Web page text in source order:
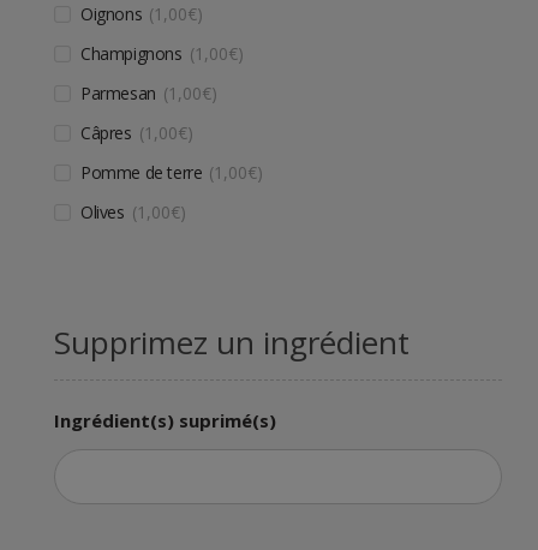
Oignons
1,00€
Champignons 1,00€
Parmesan 1,00€
Câpres 1,00€
Pomme de terre
1,00€
Olives 1,00€
Supprimez un ingrédient
Ingrédient(s) suprimé(s)